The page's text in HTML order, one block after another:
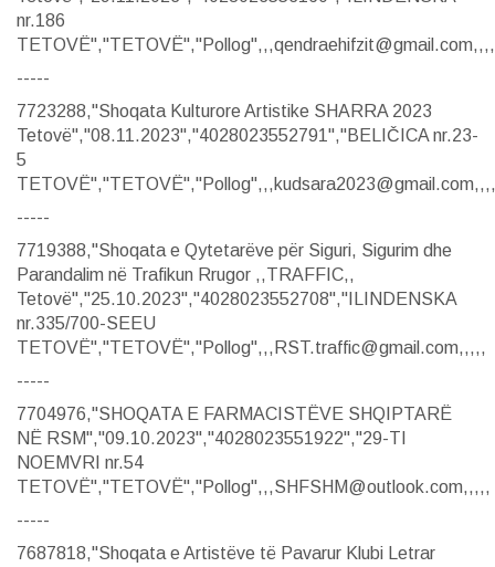
nr.186
-----
7723288,"Shoqata Kulturore Artistike SHARRA 2023
Tetovë","08.11.2023","4028023552791","BELIČICA nr.23-
5
-----
7719388,"Shoqata e Qytetarëve për Siguri, Sigurim dhe
Parandalim në Trafikun Rrugor ,,TRAFFIC,,
Tetovë","25.10.2023","4028023552708","ILINDENSKA
nr.335/700-SEEU
TETOVË","TETOVË","Pollog",,,RST.traffic@gmail.com,,,,,
-----
7704976,"SHOQATA E FARMACISTËVE SHQIPTARË
NË RSM","09.10.2023","4028023551922","29-TI
NOEMVRI nr.54
TETOVË","TETOVË","Pollog",,,SHFSHM@outlook.com,,,,,
-----
7687818,"Shoqata e Artistëve të Pavarur Klubi Letrar